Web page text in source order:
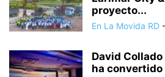
proyecto...
En La Movida RD -
David
ha